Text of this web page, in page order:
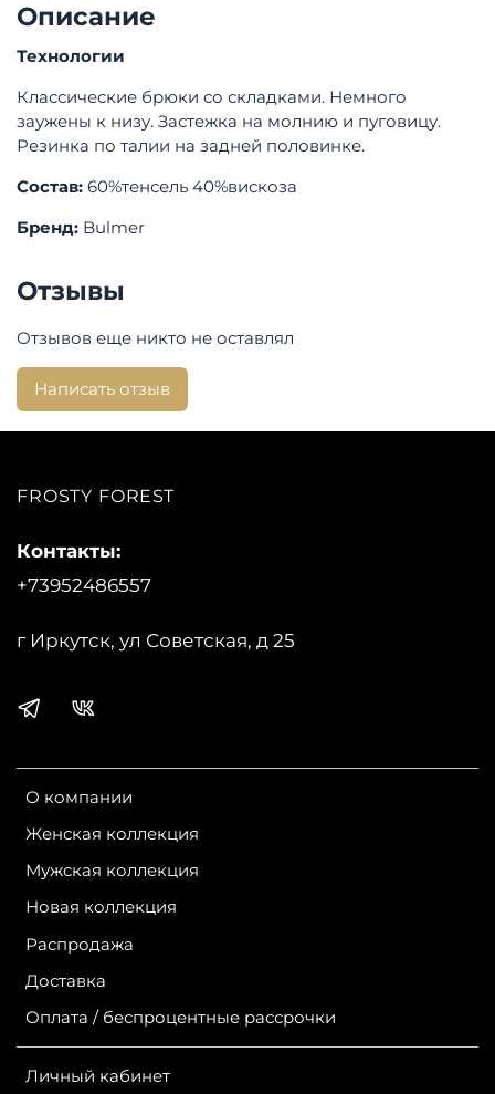
Описание
Технологии
Классические брюки со складками. Немного
заужены к низу. Застежка на молнию и пуговицу.
Резинка по талии на задней половинке.
Состав: 60%тенсель 40%вискоза
Бренд: Bulmer
Отзывы
Отзывов еще никто не оставлял
Написать отзыв
FROSTY FOREST
О компании
Женская коллекция
Мужская коллекция
Новая коллекция
Распродажа
Доставка
Оплата / беспроцентные рассрочки
Личный кабинет
Контакты:
+73952486557
г Иркутск, ул Советская, д 25